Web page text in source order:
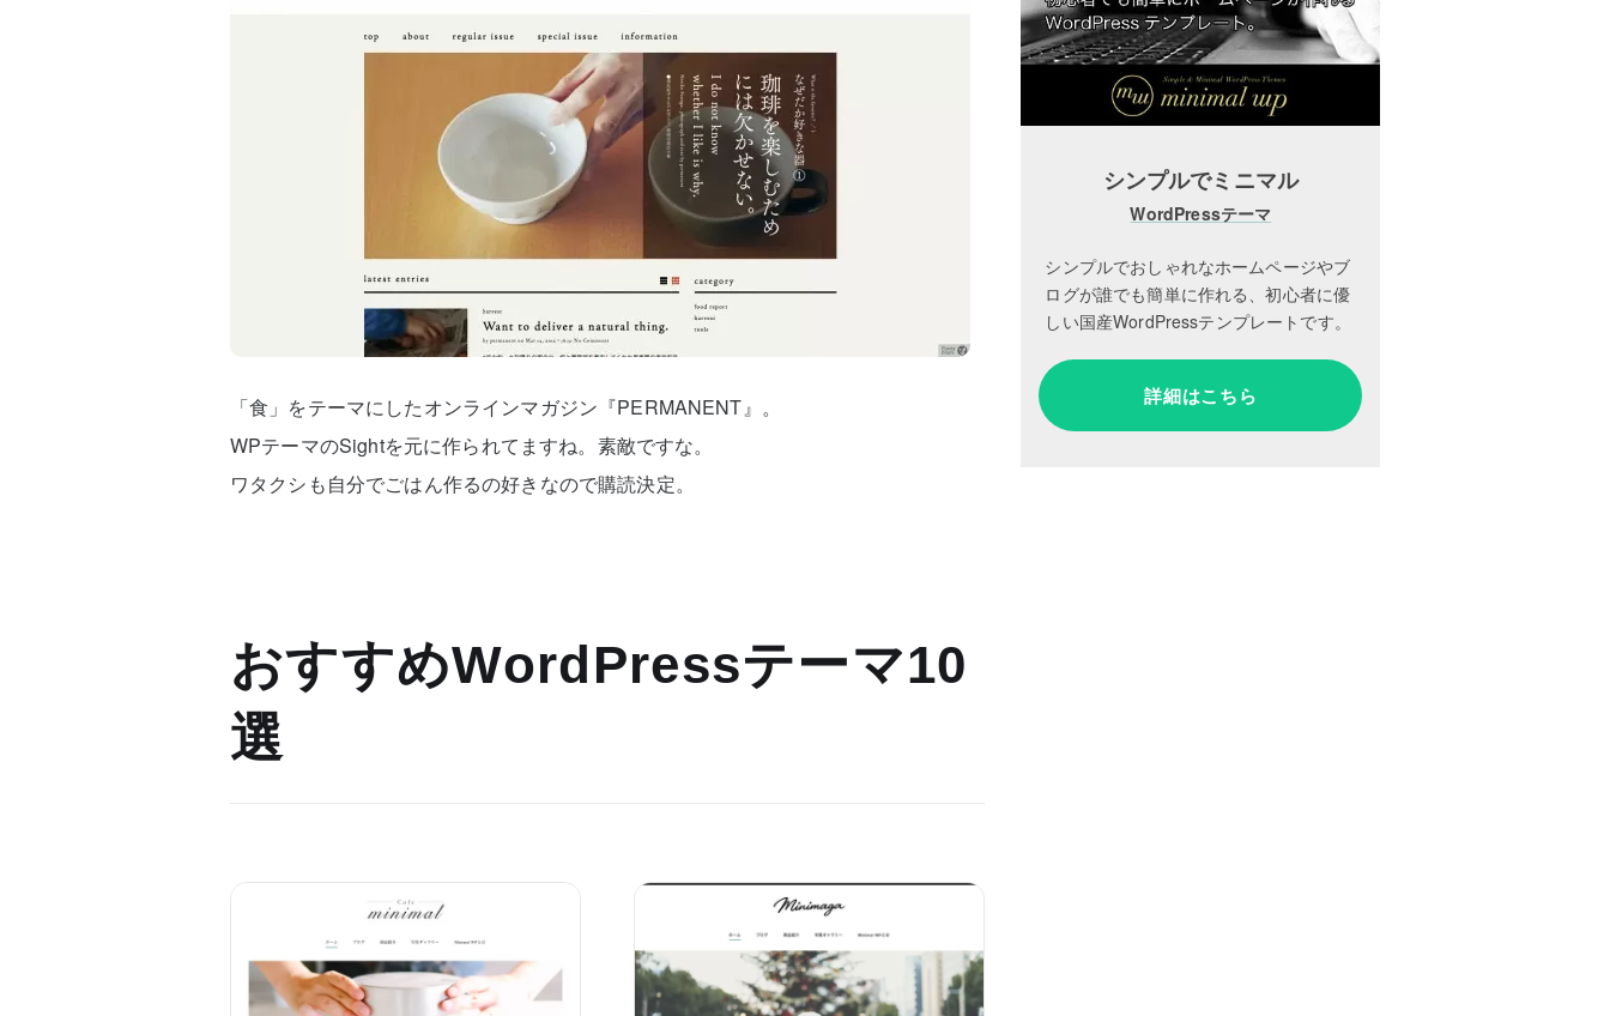
「食」をテーマにしたオンラインマガジン『PERMANENT』。
WPテーマのSightを元に作られてますね。素敵ですな。
ワタクシも自分でごはん作るの好きなので購読決定。
おすすめWordPressテーマ10
選
シンプルでミニマル
WordPressテーマ
シンプルでおしゃれなホームページやブ
ログが誰でも簡単に作れる、初心者に優
しい国産WordPressテンプレートです。
詳細はこちら